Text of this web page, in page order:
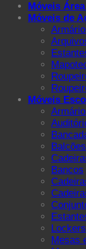
Móveis
Móveis de
Móveis
Bancos
Lockers
Mesas